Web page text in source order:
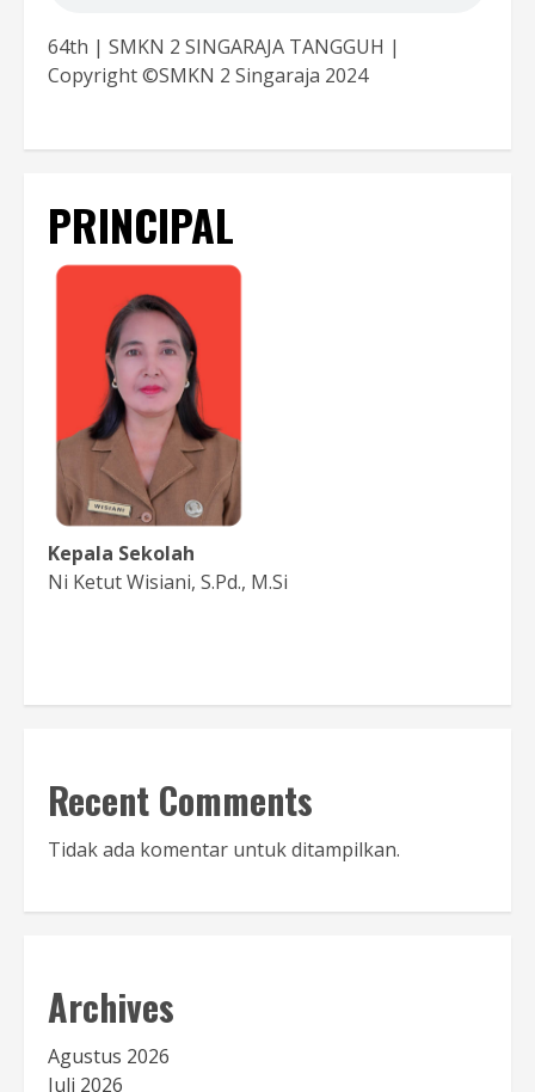
64th | SMKN 2 SINGARAJA TANGGUH |
Copyright ©SMKN 2 Singaraja 2024
PRINCIPAL
Kepala Sekolah
Ni Ketut Wisiani, S.Pd., M.Si
Recent Comments
Tidak ada komentar untuk ditampilkan.
Archives
Agustus 2026
Juli 2026